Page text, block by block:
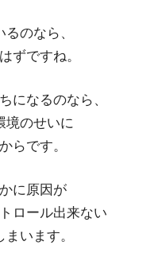
のなら、
ずですね。
になるのなら、
境のせいに
らです。
に原因が
ロール出来ない
います。